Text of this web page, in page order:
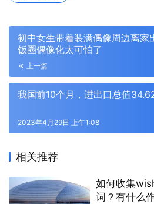
初中女生带着装满偶像周边离家
饭圈偶像化太可怕了
上一篇
我国前10个月，进出口总值
2023年4月29日 上午1:08
相关推荐
如何收集
词？有什么